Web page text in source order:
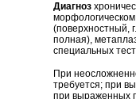
Диагноз
(поверхностный,
полная),
специальных
При
требуется; при
при выраженных